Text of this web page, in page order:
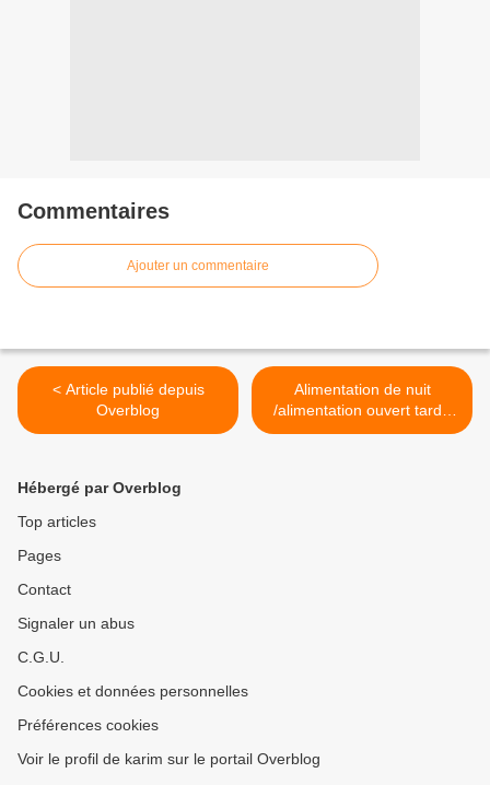
Commentaires
Ajouter un commentaire
< Article publié depuis
Overblog
Alimentation de nuit
/alimentation ouvert tard /
alimentation tardif /
Hébergé par Overblog
Top articles
Pages
Contact
Signaler un abus
C.G.U.
Cookies et données personnelles
Préférences cookies
Voir le profil de karim sur le portail Overblog